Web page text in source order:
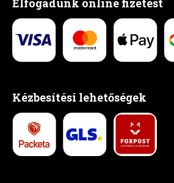
Elfogadunk online fizetést
Kézbesítési lehetőségek